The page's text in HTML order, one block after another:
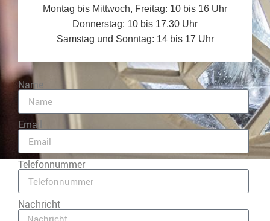
Montag bis Mittwoch, Freitag: 10 bis 16 Uhr
Donnerstag: 10 bis 17.30 Uhr
Samstag und Sonntag: 14 bis 17 Uhr
Name
Email
Telefonnummer
Nachricht